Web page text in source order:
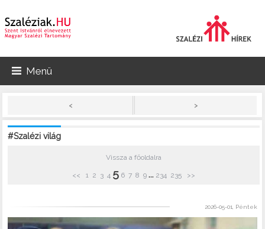
Menü
< >
#Szalézi világ
Vissza a főoldalra
<< 1 2 3 4 5 6 7 8 9 ... 234 235 >>
2026-05-01, Péntek